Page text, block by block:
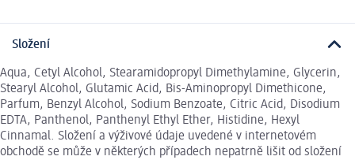
Složení
Aqua, Cetyl Alcohol, Stearamidopropyl Dimethylamine, Glycerin,
Stearyl Alcohol, Glutamic Acid, Bis-Aminopropyl Dimethicone,
Parfum, Benzyl Alcohol, Sodium Benzoate, Citric Acid, Disodium
EDTA, Panthenol, Panthenyl Ethyl Ether, Histidine, Hexyl
Cinnamal. Složení a výživové údaje uvedené v internetovém
obchodě se může v některých případech nepatrně lišit od složení